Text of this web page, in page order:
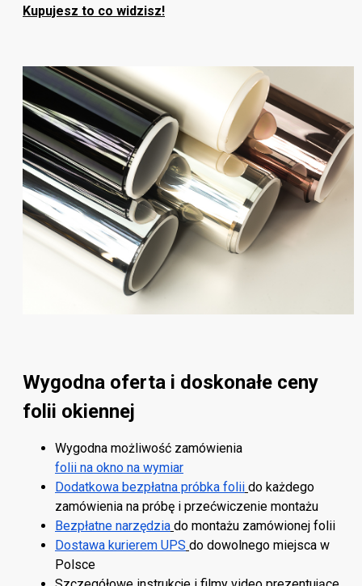
Kupujesz to co widzisz!
Wygodna oferta i doskonałe ceny
folii okiennej
Wygodna możliwość zamówienia
folii na okno na wymiar
Dodatkowa bezpłatna próbka folii do każdego
zamówienia na próbę i przećwiczenie montażu
Bezpłatne narzędzia do montażu zamówionej folii
Dostawa kurierem UPS do dowolnego miejsca w
Polsce